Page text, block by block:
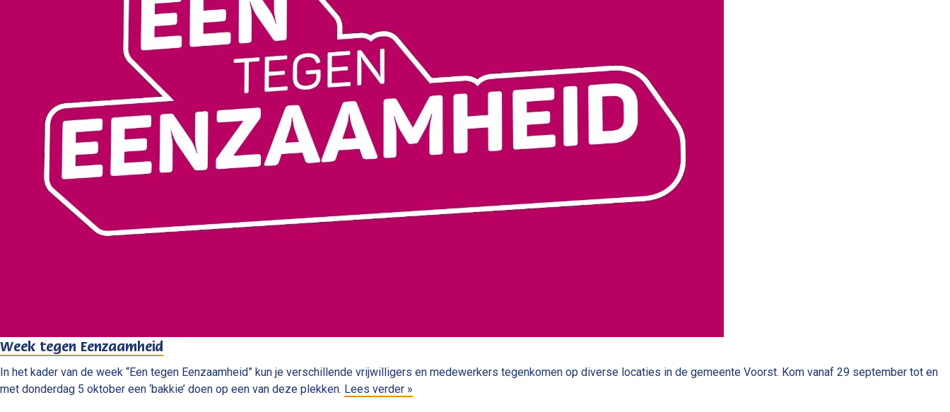
Week tegen Eenzaamheid
In het kader van de week “Een tegen Eenzaamheid” kun je verschillende vrijwilligers en medewerkers tegenkomen op diverse locaties in de gemeente Voorst. Kom vanaf 29 september tot en
met donderdag 5 oktober een ‘bakkie’ doen op een van deze plekken. Lees verder »